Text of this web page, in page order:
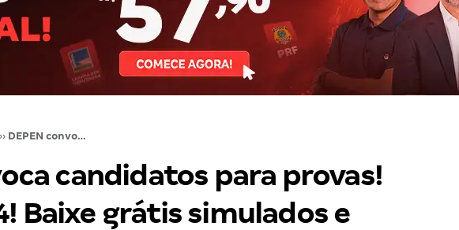
›› DEPEN convoca candidatos para provas! Locais dia 24! Baixe grátis simulados e confira revisão final:
candidatos para provas!
Baixe grátis simulados e